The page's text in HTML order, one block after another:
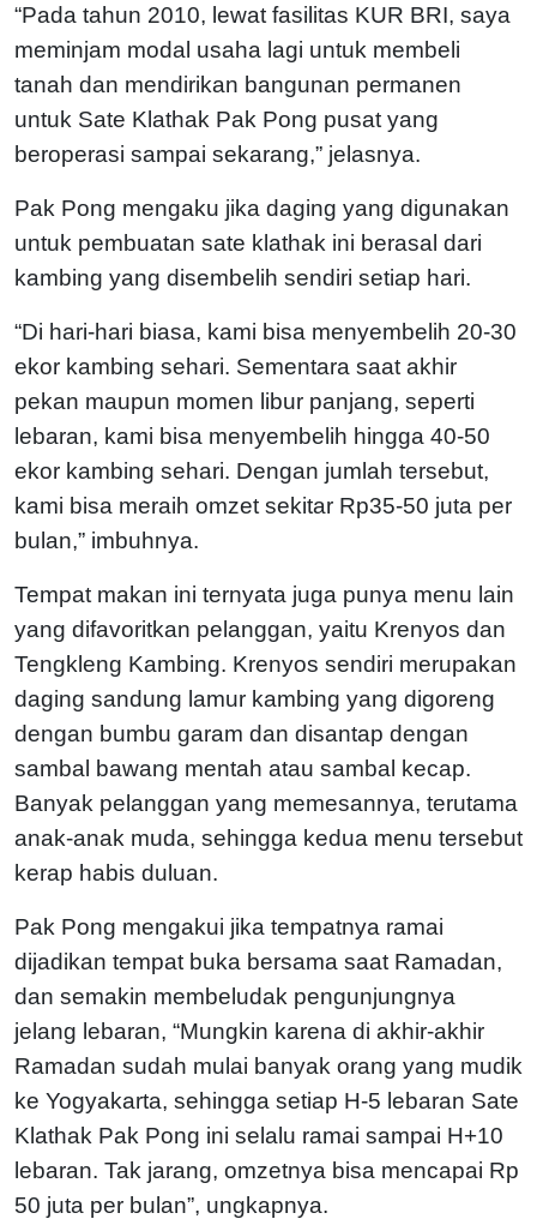
“Pada tahun 2010, lewat fasilitas KUR BRI, saya
meminjam modal usaha lagi untuk membeli
tanah dan mendirikan bangunan permanen
untuk Sate Klathak Pak Pong pusat yang
beroperasi sampai sekarang,” jelasnya.
Pak Pong mengaku jika daging yang digunakan
untuk pembuatan sate klathak ini berasal dari
kambing yang disembelih sendiri setiap hari.
“Di hari-hari biasa, kami bisa menyembelih 20-30
ekor kambing sehari. Sementara saat akhir
pekan maupun momen libur panjang, seperti
lebaran, kami bisa menyembelih hingga 40-50
ekor kambing sehari. Dengan jumlah tersebut,
kami bisa meraih omzet sekitar Rp35-50 juta per
bulan,” imbuhnya.
Tempat makan ini ternyata juga punya menu lain
yang difavoritkan pelanggan, yaitu Krenyos dan
Tengkleng Kambing. Krenyos sendiri merupakan
daging sandung lamur kambing yang digoreng
dengan bumbu garam dan disantap dengan
sambal bawang mentah atau sambal kecap.
Banyak pelanggan yang memesannya, terutama
anak-anak muda, sehingga kedua menu tersebut
kerap habis duluan.
Pak Pong mengakui jika tempatnya ramai
dijadikan tempat buka bersama saat Ramadan,
dan semakin membeludak pengunjungnya
jelang lebaran, “Mungkin karena di akhir-akhir
Ramadan sudah mulai banyak orang yang mudik
ke Yogyakarta, sehingga setiap H-5 lebaran Sate
Klathak Pak Pong ini selalu ramai sampai H+10
lebaran. Tak jarang, omzetnya bisa mencapai Rp
50 juta per bulan”, ungkapnya.